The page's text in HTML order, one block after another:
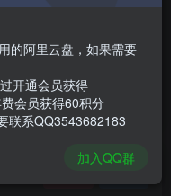
登录购买
2.92 GB
的阿里云盘，如果需要
开通会员获得
会员获得60积分
联系QQ3543682183
加入QQ群